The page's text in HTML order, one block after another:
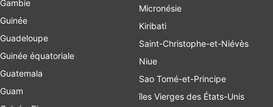
Gambie
Guinée
Guadeloupe
Guinée équatoriale
Guatemala
Guam
Micronésie
Kiribati
Saint-Christophe-et-Niévès
Niue
Sao Tomé-et-Principe
îles Vierges des États-Unis